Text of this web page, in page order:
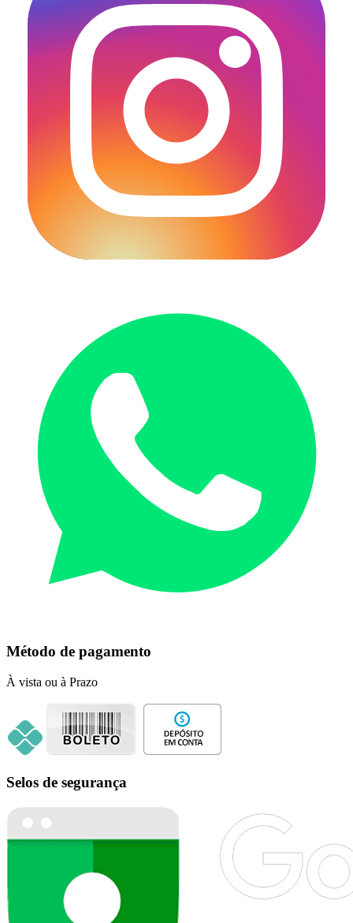
Método de pagamento
À vista ou à Prazo
Selos de segurança